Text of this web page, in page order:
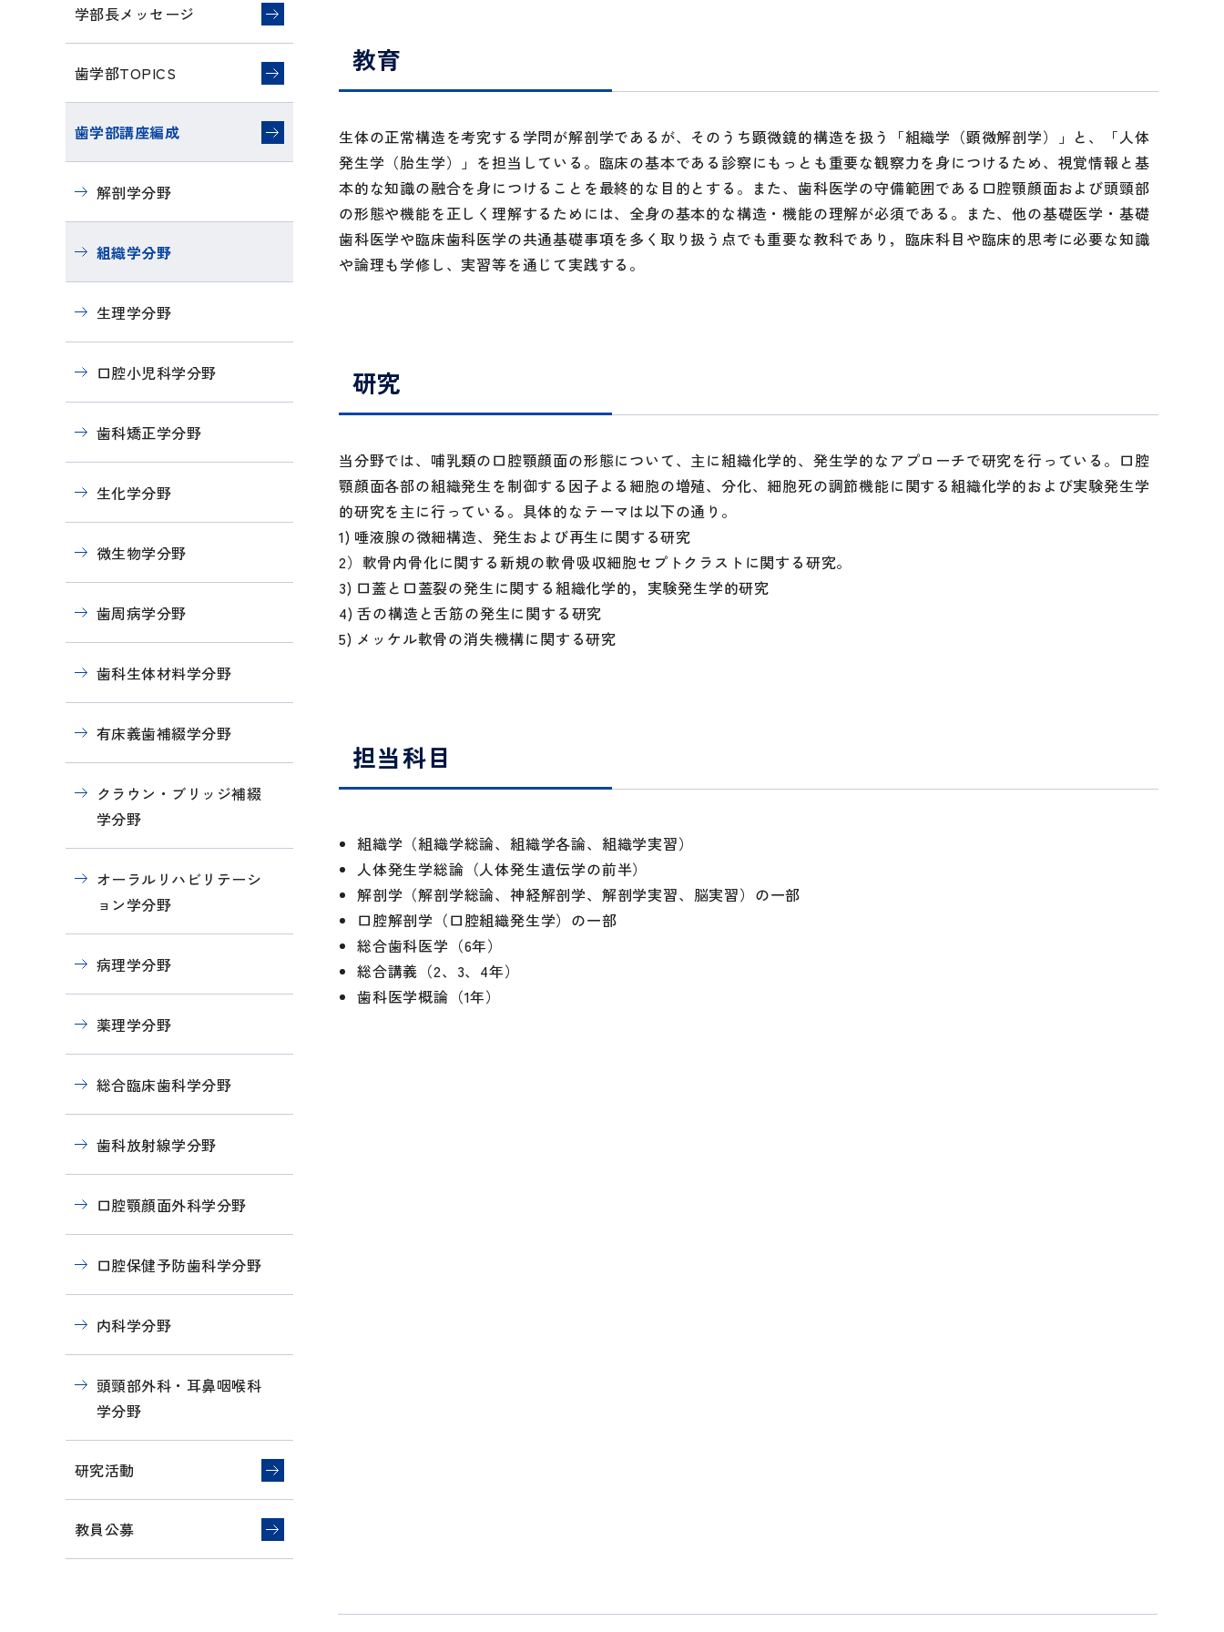
教育
生体の正常構造を考究する学問が解剖学であるが、そのうち顕微鏡的構造を扱う「組織学（顕微解剖学）」と、「人体
発生学（胎生学）」を担当している。臨床の基本である診察にもっとも重要な観察力を身につけるため、視覚情報と基
本的な知識の融合を身につけることを最終的な目的とする。また、歯科医学の守備範囲である口腔顎顔面および頭頸部
の形態や機能を正しく理解するためには、全身の基本的な構造・機能の理解が必須である。また、他の基礎医学・基礎
歯科医学や臨床歯科医学の共通基礎事項を多く取り扱う点でも重要な教科であり，臨床科目や臨床的思考に必要な知識
や論理も学修し、実習等を通じて実践する。
研究
当分野では、哺乳類の口腔顎顔面の形態について、主に組織化学的、発生学的なアプローチで研究を行っている。口腔
顎顔面各部の組織発生を制御する因子よる細胞の増殖、分化、細胞死の調節機能に関する組織化学的および実験発生学
的研究を主に行っている。具体的なテーマは以下の通り。
1) 唾液腺の微細構造、発生および再生に関する研究
2）軟骨内骨化に関する新規の軟骨吸収細胞セプトクラストに関する研究。
3) 口蓋と口蓋裂の発生に関する組織化学的，実験発生学的研究
4) 舌の構造と舌筋の発生に関する研究
5) メッケル軟骨の消失機構に関する研究
担当科目
組織学（組織学総論、組織学各論、組織学実習）
人体発生学総論（人体発生遺伝学の前半）
解剖学（解剖学総論、神経解剖学、解剖学実習、脳実習）の一部
口腔解剖学（口腔組織発生学）の一部
総合歯科医学（6年）
総合講義（2、3、4年）
歯科医学概論（1年）
学部長メッセージ
歯学部TOPICS
歯学部講座編成
解剖学分野
組織学分野
生理学分野
口腔小児科学分野
歯科矯正学分野
生化学分野
微生物学分野
歯周病学分野
歯科生体材料学分野
有床義歯補綴学分野
クラウン・ブリッジ補綴
学分野
オーラルリハビリテーシ
ョン学分野
病理学分野
薬理学分野
総合臨床歯科学分野
歯科放射線学分野
口腔顎顔面外科学分野
口腔保健予防歯科学分野
内科学分野
頭頸部外科・耳鼻咽喉科
学分野
研究活動
教員公募